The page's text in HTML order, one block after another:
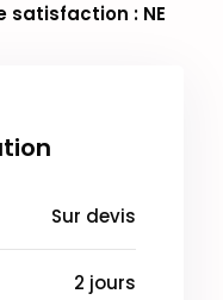
satisfaction : NE
Sur devis
2 jours